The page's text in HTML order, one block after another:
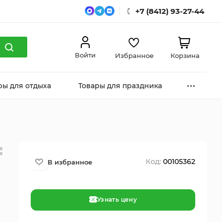
+7 (8412) 93-27-44
Войти
Избранное Корзина
для отдыха Товары для праздника
Код: 00105362
Узнать цену